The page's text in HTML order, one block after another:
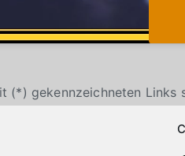
(*) gekennzeichneten Links
Wo, wann und wie